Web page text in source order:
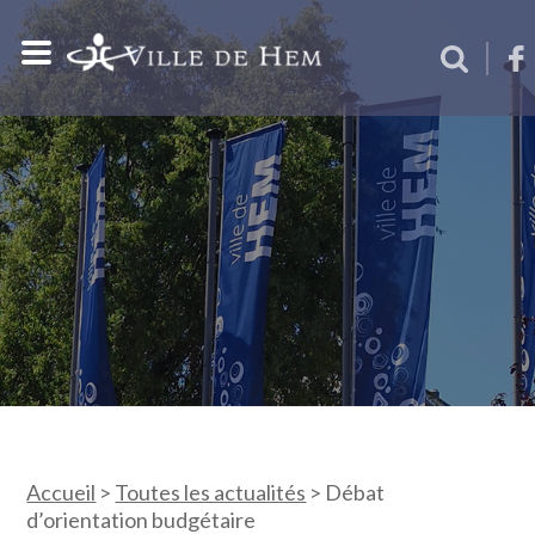
Accueil > Toutes les actualités > Débat
d’orientation budgétaire